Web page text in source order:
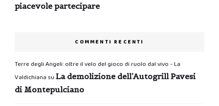
piacevole partecipare
COMMENTI RECENTI
Terre degli Angeli: oltre il velo del gioco di ruolo dal vivo - La
Valdichiana su La demolizione dell’Autogrill Pavesi
di Montepulciano